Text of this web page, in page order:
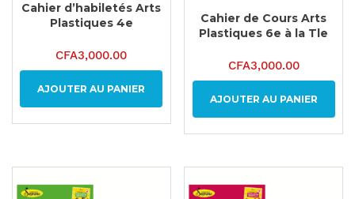
Cahier d’habiletés Arts
Plastiques 4e
CFA3,000.00
AJOUTER AU PANIER
Cahier de Cours Arts
Plastiques 6e à la Tle
CFA3,000.00
AJOUTER AU PANIER